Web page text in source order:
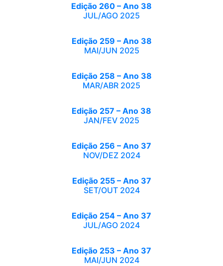
Edição 260 – Ano 38
JUL/AGO 2025
Edição 259 – Ano 38
MAI/JUN 2025
Edição 258 – Ano 38
MAR/ABR 2025
Edição 257 – Ano 38
JAN/FEV 2025
Edição 256 – Ano 37
NOV/DEZ 2024
Edição 255 – Ano 37
SET/OUT 2024
Edição 254 – Ano 37
JUL/AGO 2024
Edição 253 – Ano 37
MAI/JUN 2024